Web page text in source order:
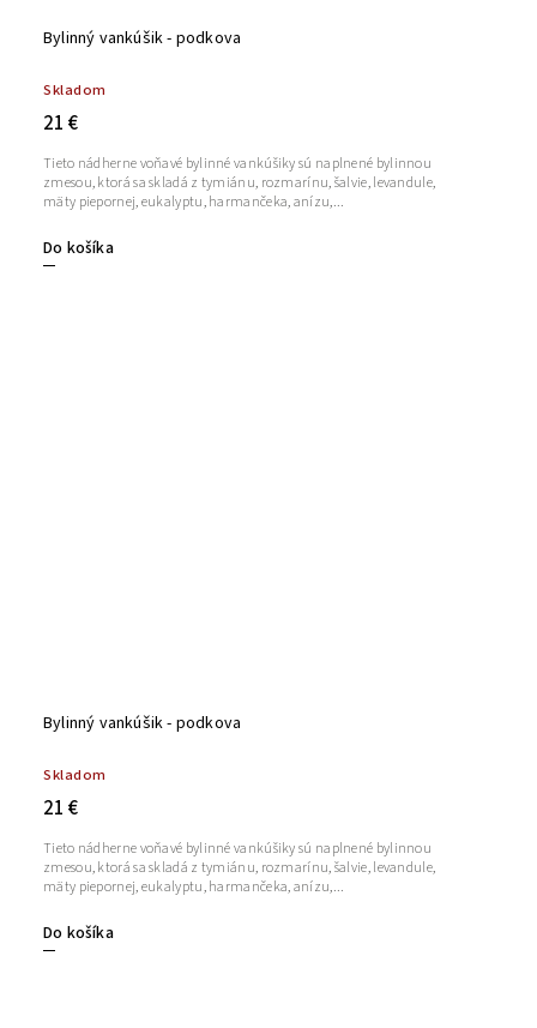
Bylinný vankúšik - podkova
Skladom
21 €
Do košíka
Tieto nádherne voňavé bylinné vankúšiky sú naplnené bylinnou
zmesou, ktorá sa skladá z tymiánu, rozmarínu, šalvie, levandule,
mäty piepornej, eukalyptu, harmančeka, anízu,...
Bylinný vankúšik - podkova
Skladom
21 €
Do košíka
Tieto nádherne voňavé bylinné vankúšiky sú naplnené bylinnou
zmesou, ktorá sa skladá z tymiánu, rozmarínu, šalvie, levandule,
mäty piepornej, eukalyptu, harmančeka, anízu,...